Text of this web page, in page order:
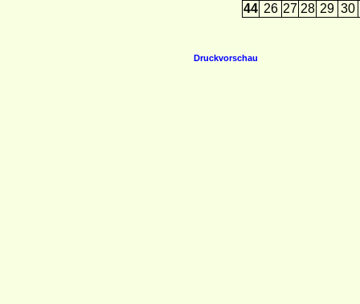
44 26 27 28 29 30
Druckvorschau